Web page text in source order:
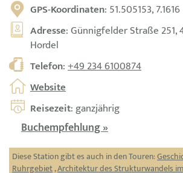
GPS-Koordinaten: 51.505153, 7.1616
Adresse: Günnigfelder Straße 251,
Hordel
Telefon:+49 234 6100874
Website
Reisezeit: ganzjährig
Buchempfehlung »
Diese Station gibt es auch in den Touren:
Ruhrgebiet,Architektur des Strukturwandels